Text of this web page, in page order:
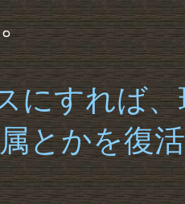
にすれば
とかを復